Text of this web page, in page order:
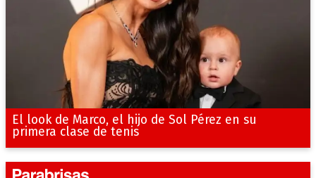
El look de Marco, el hijo de Sol Pérez en su
primera clase de tenis